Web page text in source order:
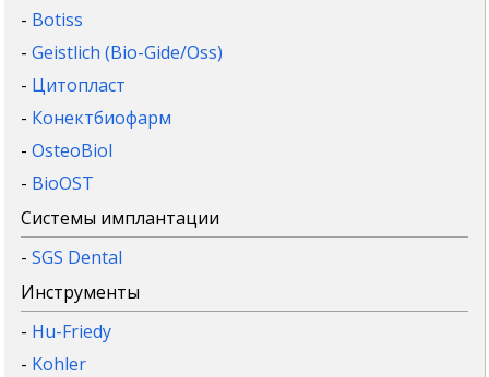
- Botiss
-Geistlich (Bio-Gide/Oss)
- Цитопласт
- Конектбиофарм
-OsteoBiol
- BioOST
Системы имплантации
-SGS Dental
Инструменты
- Hu-Friedy
- Kohler